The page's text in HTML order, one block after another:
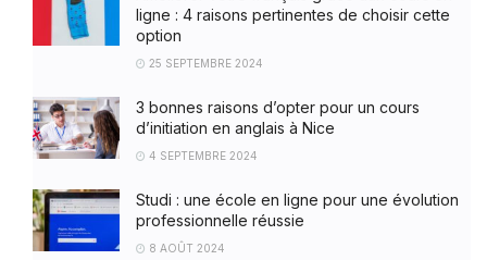
ligne : 4 raisons pertinentes de choisir cette
option
25 SEPTEMBRE 2024
3 bonnes raisons d’opter pour un cours
d’initiation en anglais à Nice
4 SEPTEMBRE 2024
Studi : une école en ligne pour une évolution
professionnelle réussie
8 AOÛT 2024